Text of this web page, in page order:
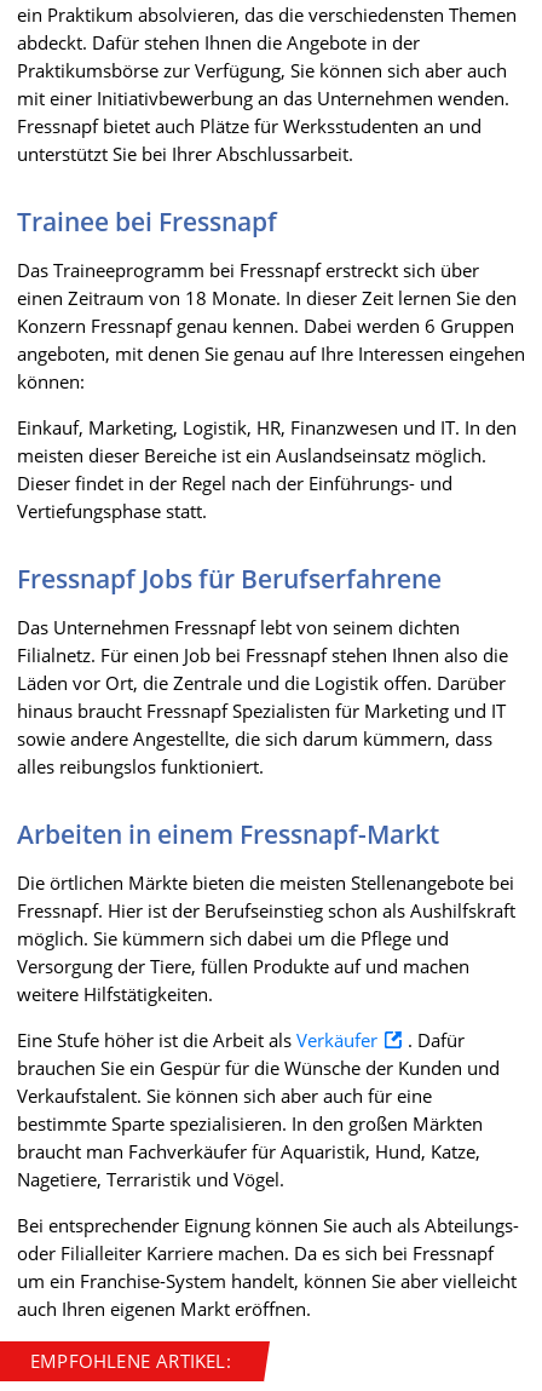
ein Praktikum absolvieren, das die verschiedensten Themen
abdeckt. Dafür stehen Ihnen die Angebote in der
Praktikumsbörse zur Verfügung, Sie können sich aber auch
mit einer Initiativbewerbung an das Unternehmen wenden.
Fressnapf bietet auch Plätze für Werksstudenten an und
unterstützt Sie bei Ihrer Abschlussarbeit.
Trainee bei Fressnapf
Das Traineeprogramm bei Fressnapf erstreckt sich über
einen Zeitraum von 18 Monate. In dieser Zeit lernen Sie den
Konzern Fressnapf genau kennen. Dabei werden 6 Gruppen
angeboten, mit denen Sie genau auf Ihre Interessen eingehen
können:
Einkauf, Marketing, Logistik, HR, Finanzwesen und IT. In den
meisten dieser Bereiche ist ein Auslandseinsatz möglich.
Dieser findet in der Regel nach der Einführungs- und
Vertiefungsphase statt.
Fressnapf Jobs für Berufserfahrene
Das Unternehmen Fressnapf lebt von seinem dichten
Filialnetz. Für einen Job bei Fressnapf stehen Ihnen also die
Läden vor Ort, die Zentrale und die Logistik offen. Darüber
hinaus braucht Fressnapf Spezialisten für Marketing und IT
sowie andere Angestellte, die sich darum kümmern, dass
alles reibungslos funktioniert.
Arbeiten in einem Fressnapf-Markt
Die örtlichen Märkte bieten die meisten Stellenangebote bei
Fressnapf. Hier ist der Berufseinstieg schon als Aushilfskraft
möglich. Sie kümmern sich dabei um die Pflege und
Versorgung der Tiere, füllen Produkte auf und machen
weitere Hilfstätigkeiten.
Eine Stufe höher ist die Arbeit als Verkäufer
. Dafür
brauchen Sie ein Gespür für die Wünsche der Kunden und
Verkaufstalent. Sie können sich aber auch für eine
bestimmte Sparte spezialisieren. In den großen Märkten
braucht man Fachverkäufer für Aquaristik, Hund, Katze,
Nagetiere, Terraristik und Vögel.
Bei entsprechender Eignung können Sie auch als Abteilungs-
oder Filialleiter Karriere machen. Da es sich bei Fressnapf
um ein Franchise-System handelt, können Sie aber vielleicht
auch Ihren eigenen Markt eröffnen.
EMPFOHLENE ARTIKEL: